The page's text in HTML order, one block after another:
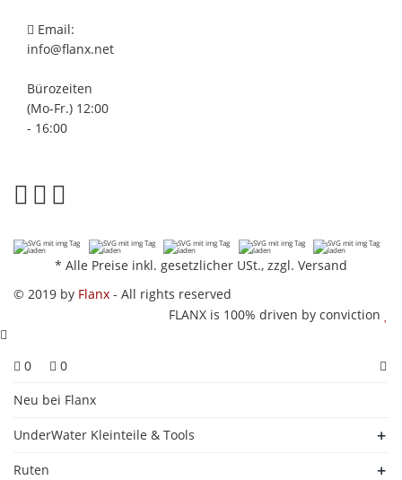
Email:
info@flanx.net
Bürozeiten
(Mo-Fr.) 12:00
- 16:00
* Alle Preise inkl. gesetzlicher USt., zzgl. Versand
© 2019 by Flanx - All rights reserved
FLANX is 100% driven by conviction
0 0
Neu bei Flanx
UnderWater Kleinteile & Tools
Ruten